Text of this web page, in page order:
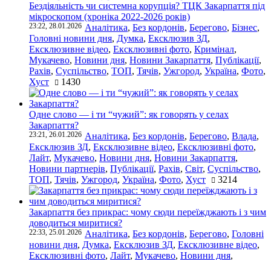
Бездіяльність чи системна корупція? ТЦК Закарпаття під
мікроскопом (хроніка 2022-2026 років)
23:22, 28.01.2026 Аналітика, Без кордонів, Берегово, Бізнес,
Головні новини дня, Думка, Ексклюзив ЗД,
Ексклюзивне відео, Ексклюзивні фото, Кримінал,
Мукачево, Новини дня, Новини Закарпаття, Публікації,
Рахів, Суспільство, ТОП, Тячів, Ужгород, Україна, Фото,
Хуст
1430
Одне слово — і ти “чужий”: як говорять у селах
Закарпаття?
23:21, 26.01.2026 Аналітика, Без кордонів, Берегово, Влада,
Ексклюзив ЗД, Ексклюзивне відео, Ексклюзивні фото,
Лайт, Мукачево, Новини дня, Новини Закарпаття,
Новини партнерів, Публікації, Рахів, Світ, Суспільство,
ТОП, Тячів, Ужгород, Україна, Фото, Хуст 3214
Закарпаття без прикрас: чому сюди переїжджають і з чим
доводиться миритися?
22:33, 25.01.2026 Аналітика, Без кордонів, Берегово, Головні
новини дня, Думка, Ексклюзив ЗД, Ексклюзивне відео,
Ексклюзивні фото, Лайт, Мукачево, Новини дня,